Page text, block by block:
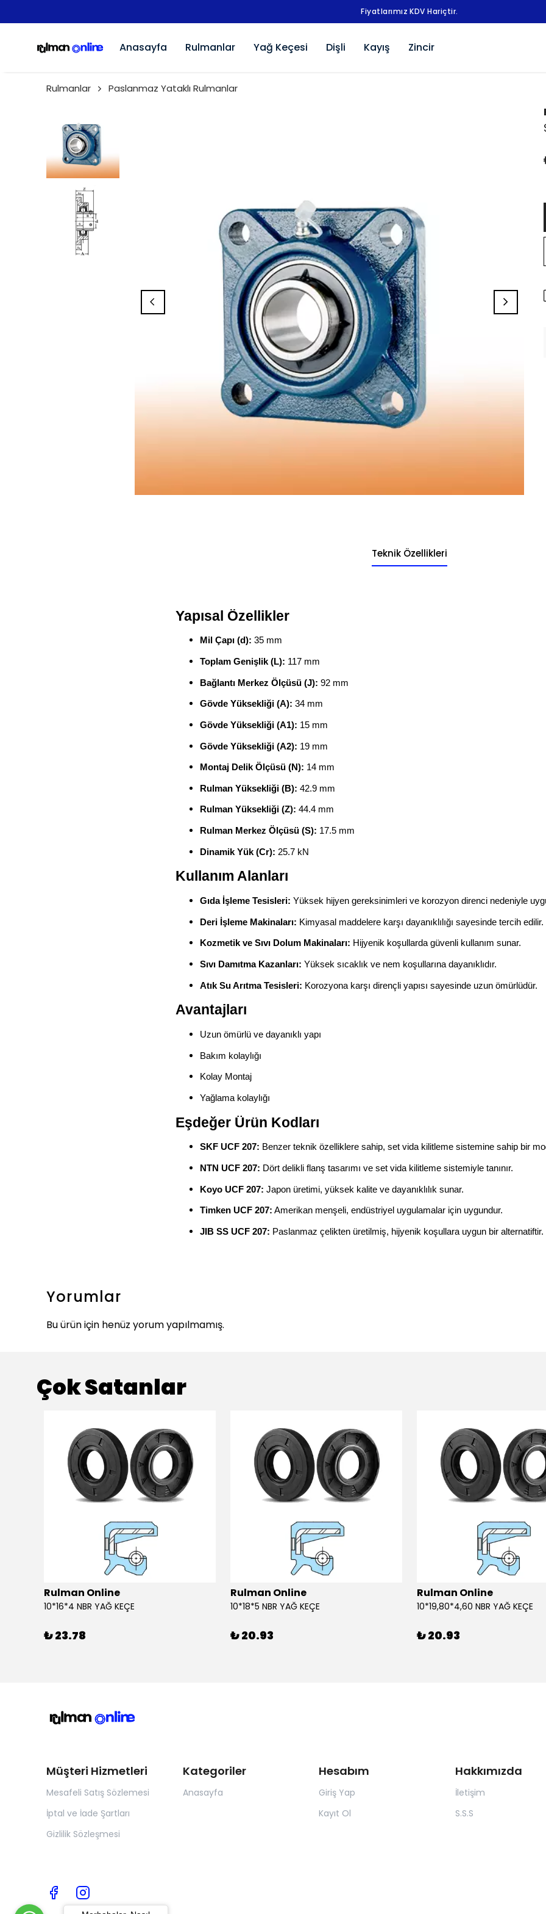
Fiyatlarımız KDV Hariçtir.
Anasayfa Rulmanlar Yağ Keçesi Dişli Kayış Zincir
Rulmanlar Paslanmaz Yataklı Rulmanlar
Teknik Özellikleri
Yapısal Özellikler
Mil Çapı (d): 35 mm
Toplam Genişlik (L): 117 mm
Bağlantı Merkez Ölçüsü (J): 92 mm
Gövde Yüksekliği (A): 34 mm
Gövde Yüksekliği (A1): 15 mm
Gövde Yüksekliği (A2): 19 mm
Montaj Delik Ölçüsü (N): 14 mm
Rulman Yüksekliği (B): 42.9 mm
Rulman Yüksekliği (Z): 44.4 mm
Rulman Merkez Ölçüsü (S): 17.5 mm
Dinamik Yük (Cr): 25.7 kN
Kullanım Alanları
Gıda İşleme Tesisleri: Yüksek hijyen gereksinimleri ve korozyon direnci nedeniyle
Deri İşleme Makinaları: Kimyasal maddelere karşı dayanıklılığı sayesinde tercih edilir.
Kozmetik ve Sıvı Dolum Makinaları: Hijyenik koşullarda güvenli kullanım sunar.
Sıvı Damıtma Kazanları: Yüksek sıcaklık ve nem koşullarına dayanıklıdır.
Atık Su Arıtma Tesisleri: Korozyona karşı dirençli yapısı sayesinde uzun ömürlüdür.
Avantajları
Uzun ömürlü ve dayanıklı yapı
Bakım kolaylığı
Kolay Montaj
Yağlama kolaylığı
Eşdeğer Ürün Kodları
SKF UCF 207: Benzer teknik özelliklere sahip, set vida kilitleme sistemine sahip bir
NTN UCF 207: Dört delikli flanş tasarımı ve set vida kilitleme sistemiyle tanınır.
Koyo UCF 207: Japon üretimi, yüksek kalite ve dayanıklılık sunar.
Timken UCF 207: Amerikan menşeli, endüstriyel uygulamalar için uygundur.
JIB SS UCF 207: Paslanmaz çelikten üretilmiş, hijyenik koşullara uygun bir alternatiftir.
Yorumlar
Bu ürün için henüz yorum yapılmamış.
Çok Satanlar
Rulman Online
10*16*4 NBR YAĞ KEÇE
₺ 23.78
Rulman Online
10*18*5 NBR YAĞ KEÇE
₺ 20.93
Rulman Online
10*19,80*4,60 NBR YAĞ KEÇE
₺ 20.93
Müşteri Hizmetleri
Mesafeli Satış Sözlemesi
İptal ve İade Şartları
Gizlilik Sözleşmesi
Kategoriler
Anasayfa
Hesabım
Giriş Yap
Kayıt Ol
Hakkımızda
İletişim
S.S.S